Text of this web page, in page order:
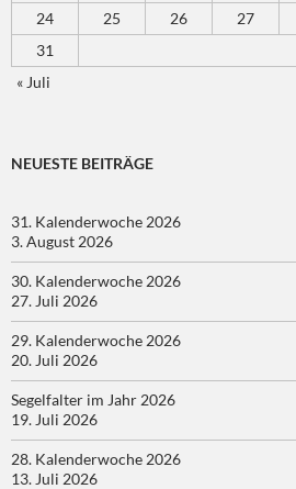
24
25 26 27
31
« Juli
NEUESTE BEITRÄGE
31. Kalenderwoche 2026
3. August 2026
30. Kalenderwoche 2026
27. Juli 2026
29. Kalenderwoche 2026
20. Juli 2026
Segelfalter im Jahr 2026
19. Juli 2026
28. Kalenderwoche 2026
13. Juli 2026